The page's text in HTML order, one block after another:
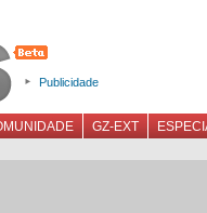
Publicidade
GZ-EXT